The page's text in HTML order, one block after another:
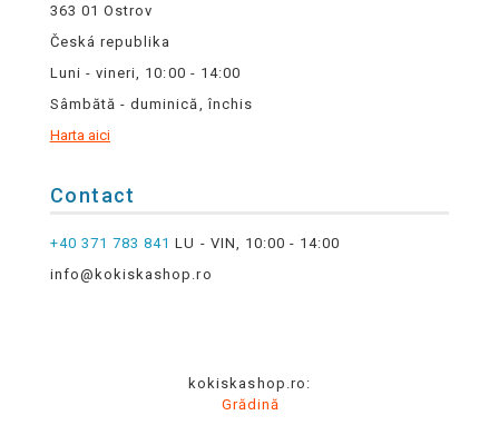
363 01 Ostrov
Česká republika
Luni - vineri, 10:00 - 14:00
Sâmbătă - duminică, închis
Harta aici
Contact
+40 371 783 841 LU - VIN, 10:00 - 14:00
info@kokiskashop.ro
kokiskashop.ro:
Grădină